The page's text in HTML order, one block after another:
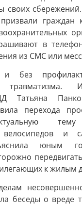
своих
граждан
в
из СМС или
без
травматизма.
Татьяна
перехода
тему
велосипедов и
юным
к жилым
беседы о вреде